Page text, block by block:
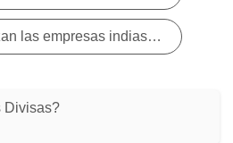
¿Cómo cotizan las empresas indias en las bolsas de valores extranjeros?
Divisas?